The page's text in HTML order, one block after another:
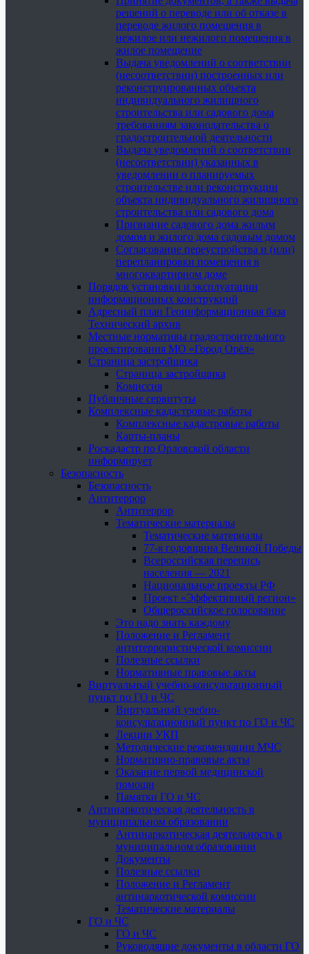
решений о переводе или об отказе в
переводе жилого помещения в
нежилое или нежилого помещения в
жилое помещение
Выдача уведомлений о соответствии
(несоответствии) построенных или
реконструированных объекта
индивидуального жилищного
строительства или садового дома
требованиям законодательства о
градостроительной деятельности
Выдача уведомлений о соответствии
(несоответствии) указанных в
уведомлении о планируемых
строительстве или реконструкции
объекта индивидуального жилищного
строительства или садового дома
Признание садового дома жилым
домом и жилого дома садовым домом
Согласование переустройства и (или)
перепланировки помещения в
многоквартирном доме
Порядок установки и эксплуатации
информационных конструкций
Адресный план Геоинформационная база
Технический архив
Местные нормативы градостроительного
проектирования МО «Город Орёл»
Страница застройщика
Страница застройщика
Комиссия
Публичные сервитуты
Комплексные кадастровые работы
Комплексные кадастровые работы
Карты-планы
Роскадастр по Орловской области
информирует
Безопасность
Безопасность
Антитеррор
Антитеррор
Тематические материалы
Тематические материалы
77-я годовщина Великой Победы
Всероссийская перепись
населения — 2021
Национальные проекты РФ
Проект «Эффективный регион»
Общероссийское голосование
Это надо знать каждому
Положение и Регламент
антитеррористической комиссии
Полезные ссылки
Нормативные правовые акты
Виртуальный учебно-консультационный
пункт по ГО и ЧС
Виртуальный учебно-
консультационный пункт по ГО и ЧС
Лекции УКП
Методические рекомендации МЧС
Нормативно-правовые акты
Оказание первой медицинской
помощи
Памятки ГО и ЧС
Антинаркотическая деятельность в
муниципальном образовании
Антинаркотическая деятельность в
муниципальном образовании
Документы
Полезные ссылки
Положение и Регламент
антинаркотической комиссии
Тематические материалы
ГО и ЧС
ГО и ЧС
Руководящие документы в области ГО